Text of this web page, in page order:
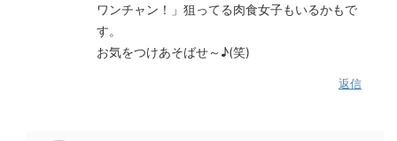
ワンチャン！」狙ってる肉食女子もいるかもで
す。
お気をつけあそばせ～♪(笑)
返信